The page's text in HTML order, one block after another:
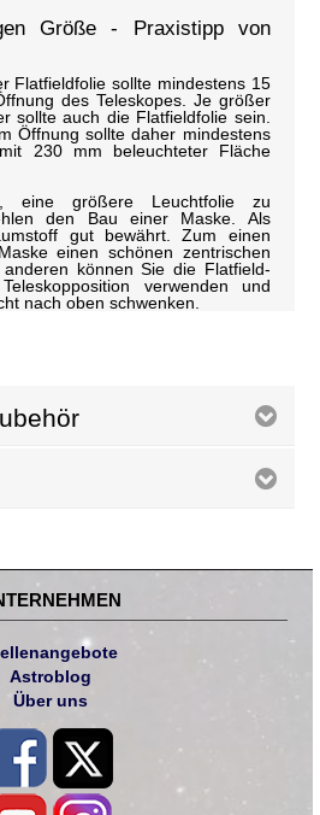
Größe - Praxistipp von
Flatfieldfolie sollte mindestens 15
des Teleskopes. Je größer
sollte auch die Flatfieldfolie sein.
Öffnung sollte daher mindestens
230 mm beleuchteter Fläche
eine größere Leuchtfolie zu
den Bau einer Maske. Als
gut bewährt. Zum einen
einen schönen zentrischen
können Sie die Flatfield-
verwenden und
nach oben schwenken.
Astroblog
Über uns